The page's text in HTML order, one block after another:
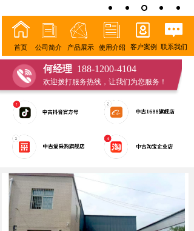
首页 使用介绍
产品展示
公司简介 客户案例 联系我们
何经理 188-1200-4104
欢迎拨打服务热线，让我们为您服务！